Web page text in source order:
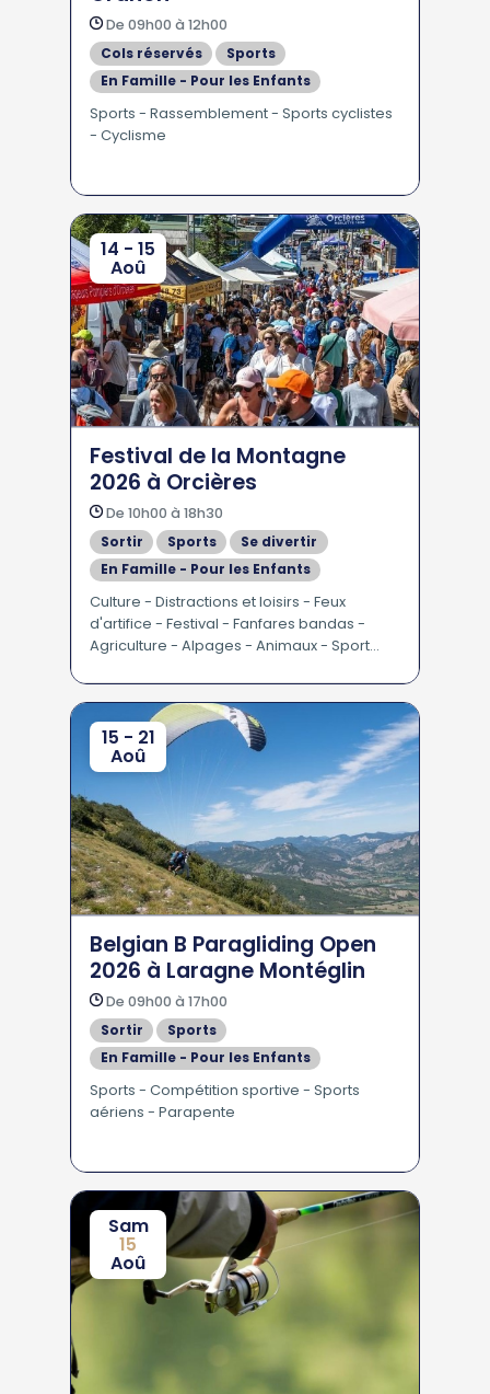
De 09h00 à 12h00
Cols réservés
Sports
En Famille - Pour les Enfants
Sports - Rassemblement - Sports cyclistes
- Cyclisme
14 - 15
Aoû
Festival de la Montagne
2026 à Orcières
De 10h00 à 18h30
Sortir
Sports
Se divertir
En Famille - Pour les Enfants
Culture - Distractions et loisirs - Feux
d'artifice - Festival - Fanfares bandas -
Agriculture - Alpages - Animaux - Sport
15 - 21
Aoû
Belgian B Paragliding Open
2026 à Laragne Montéglin
De 09h00 à 17h00
Sortir
Sports
En Famille - Pour les Enfants
Sports - Compétition sportive - Sports
aériens - Parapente
Sam
15
Aoû